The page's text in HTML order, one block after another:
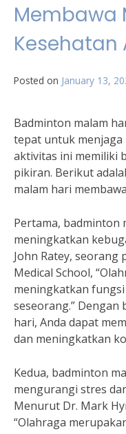
Membawa
Kesehatan
Posted on January 13,
Badminton malam
tepat untuk menjaga
aktivitas ini memiliki
pikiran. Berikut
malam hari
Pertama, badminton
meningkatkan
John Ratey,
Medical School,
meningkatkan
seseorang.” Dengan
hari, Anda dapat
dan meningkatkan
Kedua, badminton
mengurangi stres
Menurut Dr. Mark
“Olahraga